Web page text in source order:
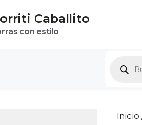
Caballito
con estilo
search
Inicio